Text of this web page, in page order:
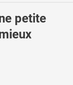
petite